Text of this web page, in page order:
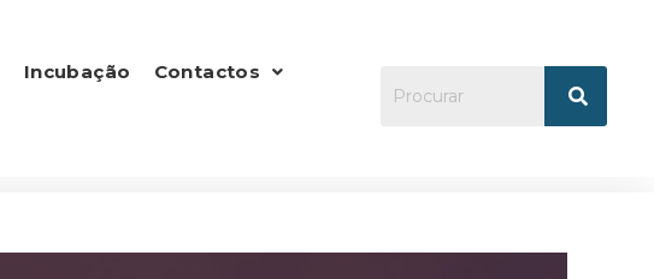
Incubação Contactos